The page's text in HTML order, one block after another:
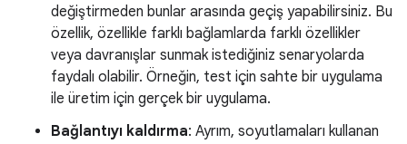
değiştirmeden bunlar arasında geçiş yapabilirsiniz. Bu
özellik, özellikle farklı bağlamlarda farklı özellikler
veya davranışlar sunmak istediğiniz senaryolarda
faydalı olabilir. Örneğin, test için sahte bir uygulama
ile üretim için gerçek bir uygulama.
Bağlantıyı kaldırma: Ayrım, soyutlamaları kullanan